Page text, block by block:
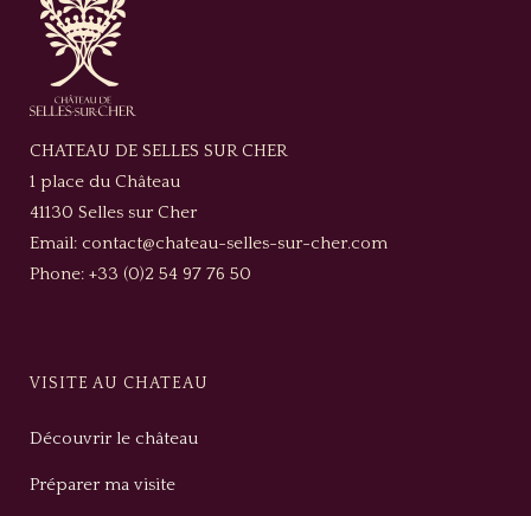
CHATEAU DE SELLES SUR CHER
1 place du Château
41130 Selles sur Cher
Email: contact@chateau-selles-sur-cher.com
Phone: +33 (0)2 54 97 76 50
VISITE AU CHATEAU
Découvrir le château
Préparer ma visite